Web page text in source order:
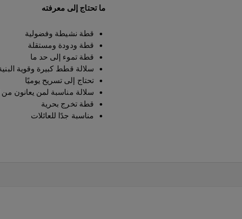
ما تحتاج إلى معرفته
قطة نشيطة وفضولية
قطة ودودة ومستقلة
قطة تموء إلى حد ما
سلالة قطط كبيرة وقوية
تحتاج إلى تسريح يوميًا
سلالة مناسبة لمن يعانون
قطة تخرج بحرية
مناسبة جدًا للعائلات